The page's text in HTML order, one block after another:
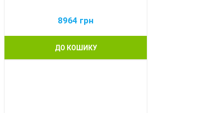
8964 грн
ДО КОШИКУ